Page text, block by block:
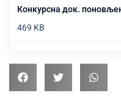
Конкурсна док.
469 KB